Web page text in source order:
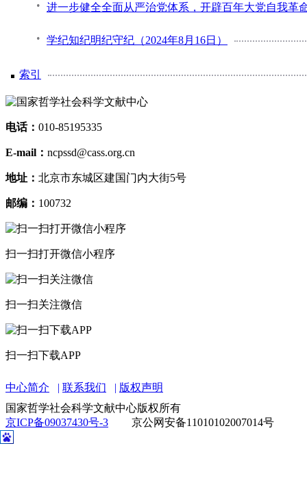
进一步健全全面从严治党体系，开辟百年大党自我革
学纪知纪明纪守纪（2024年8月16日）
索引
电话： 010-85195335
E-mail： ncpssd@cass.org.cn
地址： 北京市东城区建国门内大街5号
邮编： 100732
扫一扫打开微信小程序
扫一扫关注微信
扫一扫下载APP
中心简介 联系我们
版权声明
国家哲学社会科学文献中心版权所有
京ICP备09037430号-3
京公网安备11010102007014号